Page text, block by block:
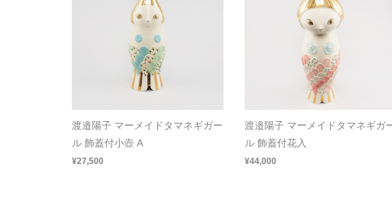
渡邉陽子 マーメイドタマネギガー
ル 飾蓋付小壺 A
¥27,500
渡邉陽子 マーメイドタマネギガ
ル 飾蓋付花入
¥44,000